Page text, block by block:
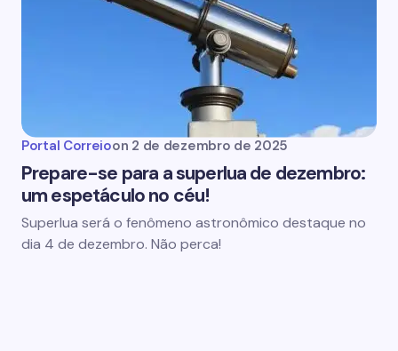
Portal Correioon 2 de dezembro de 2025
Prepare-se para a superlua de dezembro:
um espetáculo no céu!
Superlua será o fenômeno astronômico destaque no
dia 4 de dezembro. Não perca!